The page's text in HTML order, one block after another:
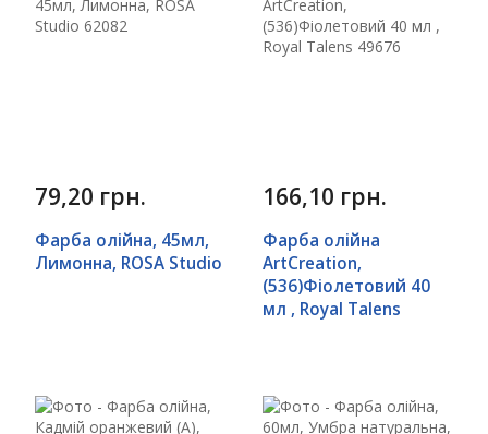
79,20 грн.
Фарба олійна, 45мл,
Лимонна, ROSA Studio
166,10 грн.
Фарба олійна
ArtCreation,
(536)Фіолетовий 40
мл , Royal Talens